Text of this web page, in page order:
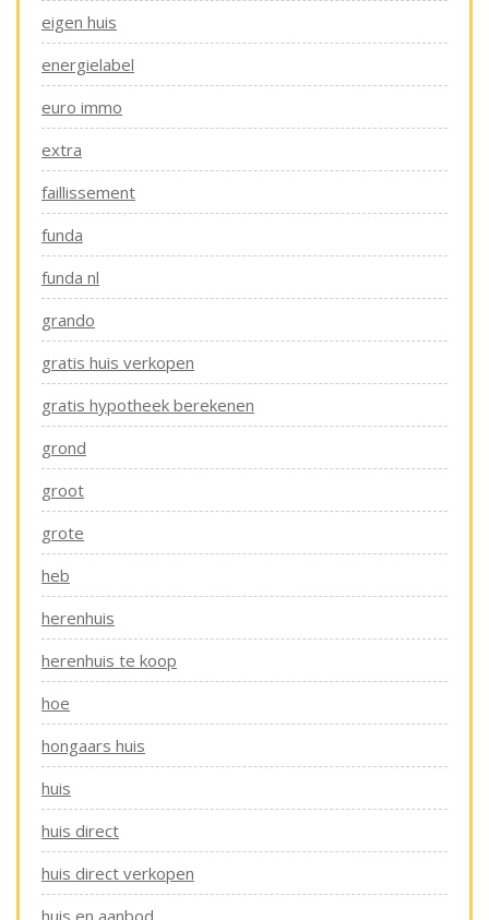
eigen huis
energielabel
euro immo
extra
faillissement
funda
funda nl
grando
gratis huis verkopen
gratis hypotheek berekenen
grond
groot
grote
heb
herenhuis
herenhuis te koop
hoe
hongaars huis
huis
huis direct
huis direct verkopen
huis en aanbod